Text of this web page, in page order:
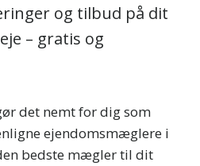
og tilbud på dit
– gratis og
det nemt for dig som
ejendomsmæglere i
bedste mægler til dit